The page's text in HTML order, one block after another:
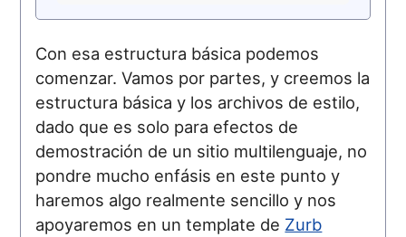
Con esa estructura básica podemos
comenzar. Vamos por partes, y creemos la
estructura básica y los archivos de estilo,
dado que es solo para efectos de
demostración de un sitio multilenguaje, no
pondre mucho enfásis en este punto y
haremos algo realmente sencillo y nos
apoyaremos en un template de Zurb